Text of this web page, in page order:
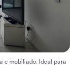
e mobiliado. Ideal para